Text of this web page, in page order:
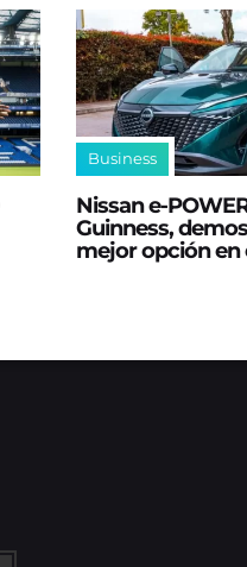
Business
Nissan
Guinness,
mejor opción